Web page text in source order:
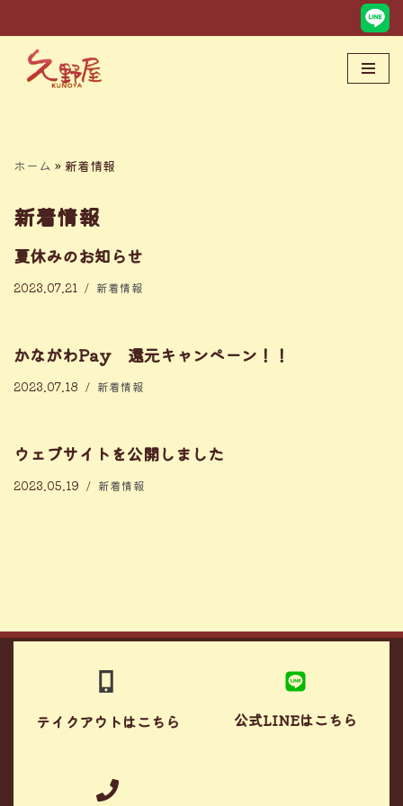
へ
キ
ッ
プ
ホーム » 新着情報
新着情報
夏休みのお知らせ
2023.07.21 新着情報
かながわPay 還元キャンペーン！！
2023.07.18 新着情報
ウェブサイトを公開しました
2023.05.19 新着情報
テイクアウトはこちら 公式LINEはこちら
サイトマップ
© Copyright © 惣菜久野屋 All Rights Reserved.